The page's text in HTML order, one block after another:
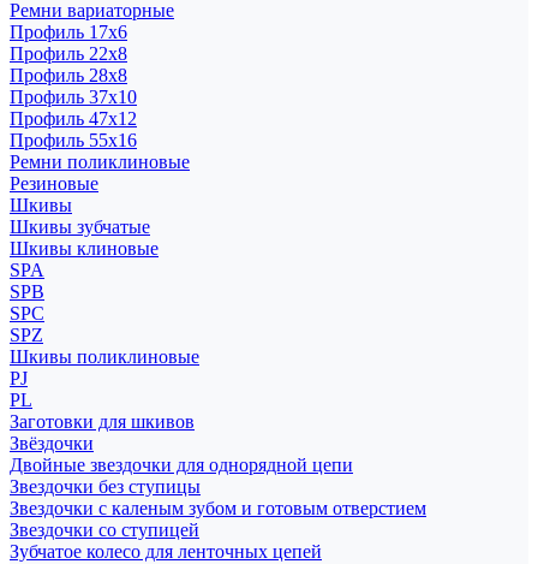
Ремни вариаторные
Профиль 17x6
Профиль 22x8
Профиль 28x8
Профиль 37x10
Профиль 47x12
Профиль 55x16
Ремни поликлиновые
Резиновые
Шкивы
Шкивы зубчатые
Шкивы клиновые
SPA
SPB
SPC
SPZ
Шкивы поликлиновые
PJ
PL
Заготовки для шкивов
Звёздочки
Двойные звездочки для однорядной цепи
Звездочки без ступицы
Звездочки с каленым зубом и готовым отверстием
Звездочки со ступицей
Зубчатое колесо для ленточных цепей